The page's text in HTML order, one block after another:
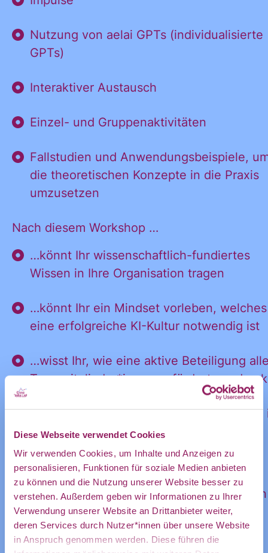
Diese Webseite verwendet Cookies
Wir verwenden Cookies, um Inhalte und Anzeigen zu
personalisieren, Funktionen für soziale Medien anbieten
zu können und die Nutzung unserer Website besser zu
verstehen. Außerdem geben wir Informationen zu Ihrer
Verwendung unserer Website an Drittanbieter weiter,
deren Services durch Nutzer*innen über unsere Website
in Anspruch genommen werden. Diese führen die
Nutzung von aelai GPTs (individualisierte
GPTs)
Interaktiver Austausch
Einzel- und Gruppenaktivitäten
Fallstudien und Anwendungsbeispiele,
die theoretischen Konzepte in die Praxis
umzusetzen
Nach diesem Workshop …
…könnt Ihr wissenschaftlich-fundiertes
Wissen in Ihre Organisation tragen
…könnt Ihr ein Mindset vorleben,
eine erfolgreiche KI-Kultur notwendig ist
…wisst Ihr, wie eine aktive Beteiligung
Teammitglieder*innen gefördert werden
…könnt Ihr die Etablierung einer KI-Kultur
Ihrer Organisation anstoßen.
Voraussetzungen
Dieser Workshop richtet sich an Personen
einer gemeinnützigen Organisation, die
wissen, dass sie das Potenzial von KI
ausschöpfen möchten und auf der Suche
Ja, ich möchte
Informationen
Ankündigungen
des CDL direkt
in mein
persönliches
Ja, ich
möchte alle
und
des CDL
direkt in
mein